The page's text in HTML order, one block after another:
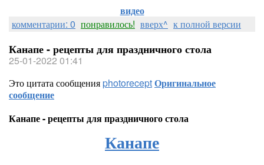
видео
комментарии: 0 понравилось! вверх^ к полной версии
Канапе - рецепты для праздничного стола
25-01-2022 01:41
Это цитата сообщенияphotoreceptОригинальное
сообщение
Канапе - рецепты для праздничного стола
Канапе